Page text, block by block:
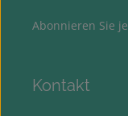
Abonnieren Sie
Kontakt